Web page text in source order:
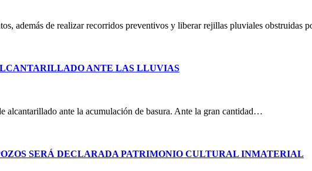
además de realizar recorridos preventivos y liberar rejillas pluviales obstruidas
ANTE LAS LLUVIAS
alcantarillado ante la acumulación de basura. Ante la gran cantidad…
SERÁ DECLARADA PATRIMONIO CULTURAL INMATERIAL